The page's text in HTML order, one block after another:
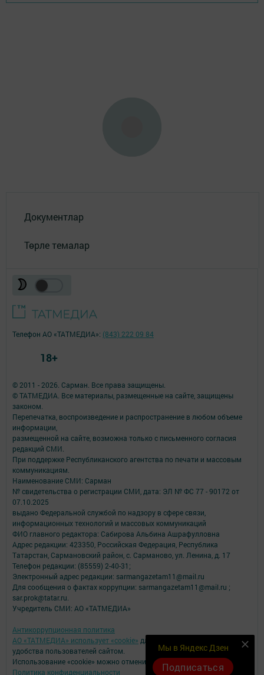
Документлар
Төрле темалар
Мы в Яндекс Дзен
Подписаться
© 2011 - 2026. Сарман. Все права защищены.
© ТАТМЕДИА. Все материалы, размещенные на сайте, защищены
законом.
Перепечатка, воспроизведение и распространение в любом объеме
информации,
размещенной на сайте, возможна только с письменного согласия
редакций СМИ.
При поддержке Республиканского агентства по печати и массовым
коммуникациям.
Наименование СМИ: Сарман
№ свидетельства о регистрации СМИ, дата: ЭЛ № ФС 77 - 90172 от
07.10.2025
выдано Федеральной службой по надзору в сфере связи,
информационных технологий и массовых коммуникаций
ФИО главного редактора: Сабирова Альбина Ашрафулловна
Адрес редакции: 423350, Российская Федерация, Республика
Татарстан, Сармановский район, с. Сарманово, ул. Ленина, д. 17
Телефон редакции: (85559) 2-40-31;
Электронный адрес редакции: sarmangazetam11@mail.ru
Для сообщения о фактах коррупции: sarmangazetam11@mail.ru ;
sar.prok@tatar.ru.
Учредитель СМИ: АО «ТАТМЕДИА»
Антикоррупционная политика
АО «ТАТМЕДИА» использует «cookie» для персонализации сервисов и
удобства пользователей сайтом.
Использование «cookie» можно отменить в настройках браузера.
Политика конфиденциальности
Телефон АО «ТАТМЕДИА»: (843) 222 09 84
18+